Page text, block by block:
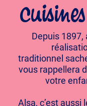
Depuis
traditionnel
vous rappellera
votre
Alsa, c’est aussi